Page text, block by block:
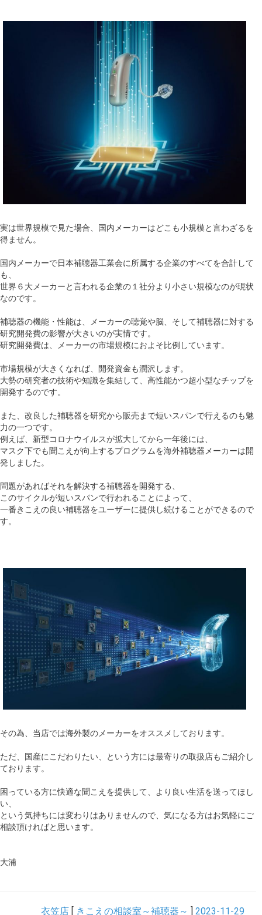
実は世界規模で見た場合、国内メーカーはどこも小規模と言わざるを
得ません。
国内メーカーで日本補聴器工業会に所属する企業のすべてを合計して
も、
世界６大メーカーと言われる企業の１社分より小さい規模なのが現状
なのです。
補聴器の機能・性能は、メーカーの聴覚や脳、そして補聴器に対する
研究開発費の影響が大きいのが実情です。
研究開発費は、メーカーの市場規模におよそ比例しています。
市場規模が大きくなれば、開発資金も潤沢します。
大勢の研究者の技術や知識を集結して、高性能かつ超小型なチップを
開発するのです。
また、改良した補聴器を研究から販売まで短いスパンで行えるのも魅
力の一つです。
例えば、新型コロナウイルスが拡大してから一年後には、
マスク下でも聞こえが向上するプログラムを海外補聴器メーカーは開
発しました。
問題があればそれを解決する補聴器を開発する、
このサイクルが短いスパンで行われることによって、
一番きこえの良い補聴器をユーザーに提供し続けることができるので
す。
その為、当店では海外製のメーカーをオススメしております。
ただ、国産にこだわりたい、という方には最寄りの取扱店もご紹介し
ております。
困っている方に快適な聞こえを提供して、より良い生活を送ってほし
い、
という気持ちには変わりはありませんので、気になる方はお気軽にご
相談頂ければと思います。
大浦
衣笠店 [ きこえの相談室～補聴器～ ] 2023-11-29